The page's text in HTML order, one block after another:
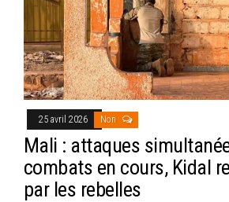
25 avril 2026 Non
Mali : attaques
combats en cours, Kidal
par les rebelles